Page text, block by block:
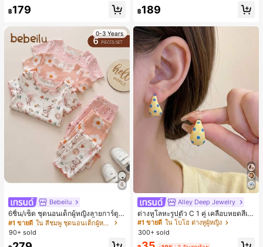
฿179
0-3 Years
Bebeilu
6ชิ้น/เซ็ต ชุดนอนเด็กผู้หญิงลายการ์ตูน
หมีและดอกไม้ คอกลม แขนสั้น กางเกง
ขาสั้น ขอบระบาย สวมใส่สบาย
#1 ขายดี
ใน สีชมพู ชุดนอนเด็กผู้หญิง
90+ sold
฿189
Alley Deep Jewelry
ต่างหูโลหะรูปตัว C 1 คู่ เคลือบหยดสีเห
ลือง ลายจุดสีน้ำเงิน สไตล์ยุโรปและอเม
ริกัน แฟชั่นส่วนตัว หวานและสง่างาม
สำหรับผู้หญิงและเด็กหญิง สำหรับการเ
#1 ขายดี ใน โบโฮ ต่างหูผู้หญิง
ลูกค้ากลับมาซื้อซ้ำ!
เกือบหมดแล้ว!
#1 ขายดี ใน โบโฮ ต่างหูผู้หญิง
ลูกค้ากลับมาซื้อซ้ำ!
เกือบหมดแล้ว!
#1 ขายดี ใน โบโฮ ต่างหูผู้หญิง
ลูกค้ากลับมาซื้อซ้ำ!
เกือบหมดแล้ว!
#1 ขายดี ใน โบโฮ ต่างหูผู้หญิง
300+ sold